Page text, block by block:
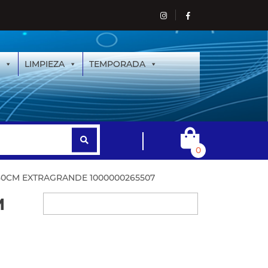
LIMPIEZA TEMPORADA
0
EXTRAGRANDE 1000000265507